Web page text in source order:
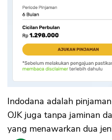
Indodana adalah
OJK juga tanpa jaminan
yang menawarkan dua